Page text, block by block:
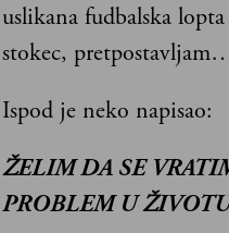
uslikana fudbalska
stokec,
Ispod je neko napisao:
ŽELIM DA SE
PROBLEM U